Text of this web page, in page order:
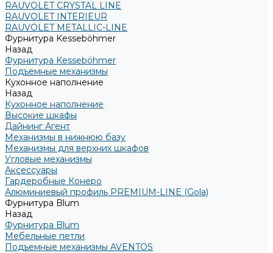
RAUVOLET CRYSTAL LINE
RAUVOLET INTERIEUR
RAUVOLET METALLIC-LINE
Фурнитура Kesseböhmer
Назад
Фурнитура Kesseböhmer
Подъемные механизмы
Кухонное наполнение
Назад
Кухонное наполнение
Высокие шкафы
Дайнинг Агент
Механизмы в нижнюю базу
Механизмы для верхних шкафов
Угловые механизмы
Аксессуары
Гардеробные Конеро
Алюминиевый профиль PREMIUM-LINE (Gola)
Фурнитура Blum
Назад
Фурнитура Blum
Мебельные петли
Подъемные механизмы AVENTOS